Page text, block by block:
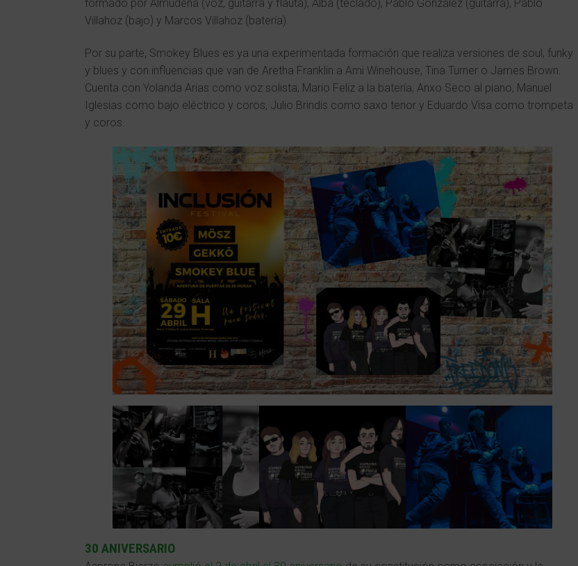
formado por Almudena (voz, guitarra y flauta), Alba (teclado), Pablo González (guitarra), Pablo
Villahoz (bajo) y Marcos Villahoz (batería).
Por su parte, Smokey Blues es ya una experimentada formación que realiza versiones de soul, funky
y blues y con influencias que van de Aretha Franklin a Ami Winehouse, Tina Turner o James Brown.
Cuenta con Yolanda Arias como voz solista, Mario Feliz a la batería, Anxo Seco al piano, Manuel
Iglesias como bajo eléctrico y coros, Julio Brindis como saxo tenor y Eduardo Visa como trompeta
y coros.
30 ANIVERSARIO